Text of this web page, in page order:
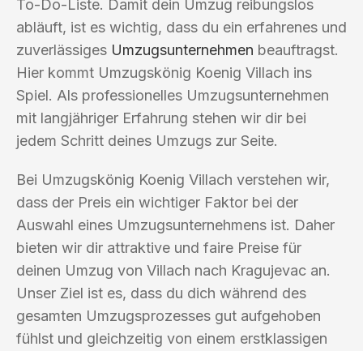
To-Do-Liste. Damit dein Umzug reibungslos
abläuft, ist es wichtig, dass du ein erfahrenes und
zuverlässiges Umzugsunternehmen beauftragst.
Hier kommt Umzugskönig Koenig Villach ins
Spiel. Als professionelles Umzugsunternehmen
mit langjähriger Erfahrung stehen wir dir bei
jedem Schritt deines Umzugs zur Seite.
Bei Umzugskönig Koenig Villach verstehen wir,
dass der Preis ein wichtiger Faktor bei der
Auswahl eines Umzugsunternehmens ist. Daher
bieten wir dir attraktive und faire Preise für
deinen Umzug von Villach nach Kragujevac an.
Unser Ziel ist es, dass du dich während des
gesamten Umzugsprozesses gut aufgehoben
fühlst und gleichzeitig von einem erstklassigen